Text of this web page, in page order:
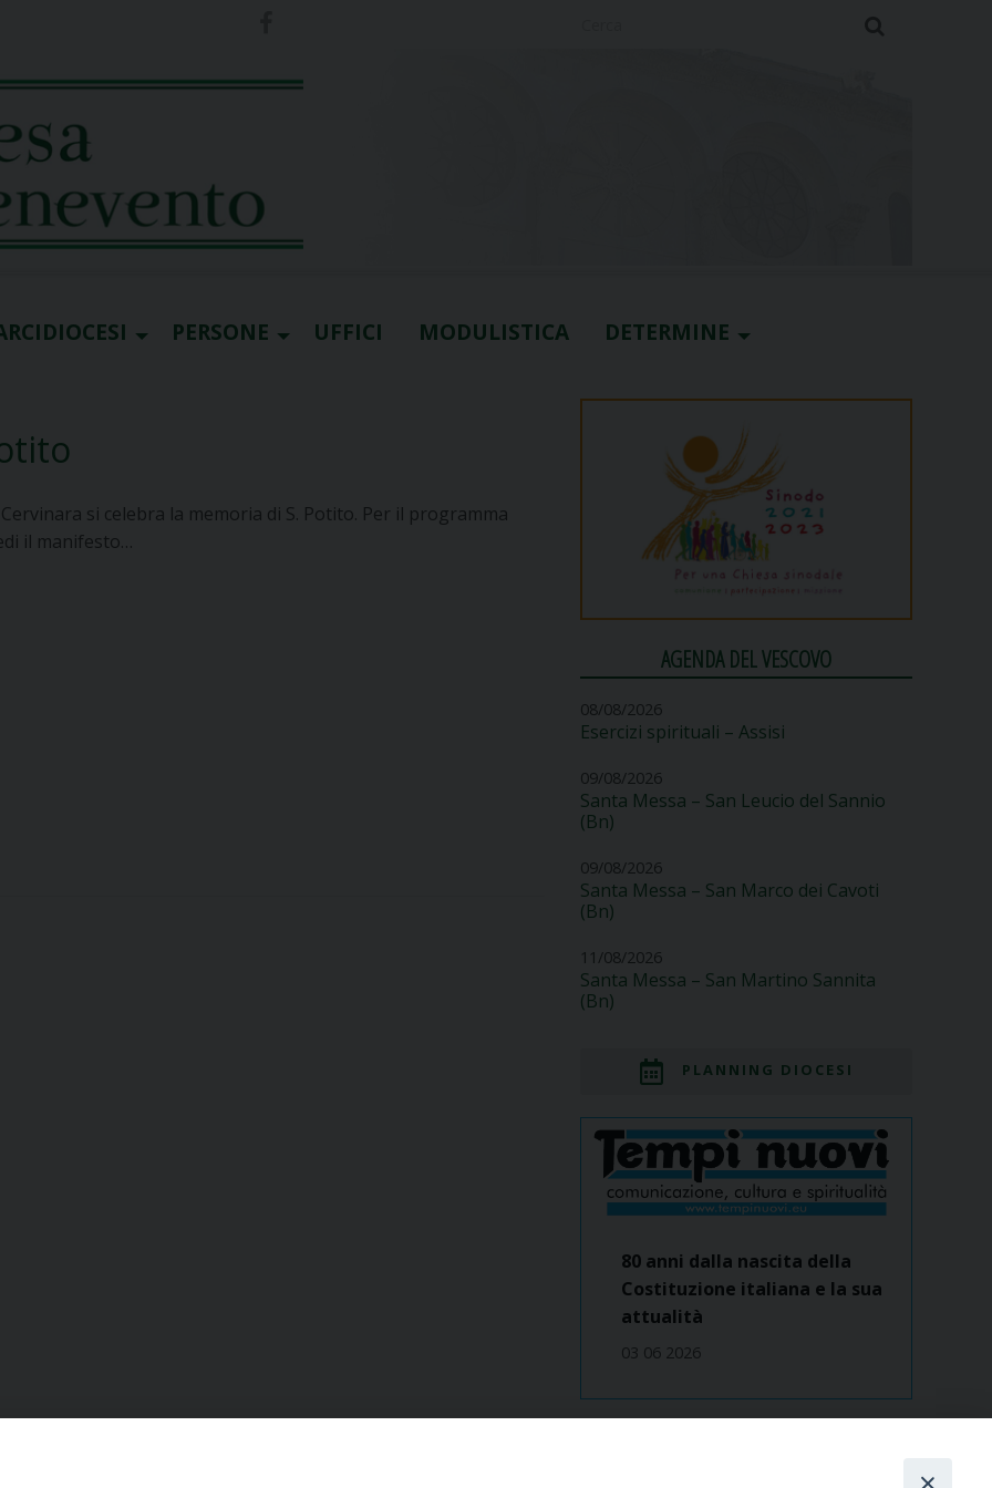
PERSONE UFFICI MODULISTICA DETERMINE
si celebra la memoria di S. Potito. Per il programma
il manifesto…
AGENDA DEL VESCOVO
08/08/2026
Esercizi spirituali – Assisi
09/08/2026
Santa Messa – San Leucio del Sannio
(Bn)
09/08/2026
Santa Messa – San Marco dei Cavoti
(Bn)
11/08/2026
Santa Messa – San Martino Sannita
(Bn)
PLANNING DIOCESI
80 anni dalla nascita della
Costituzione italiana e la sua
attualità
03 06 2026